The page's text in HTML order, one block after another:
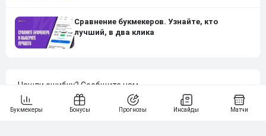
Сравнение букмекеров. Узнайте, кто
лучший, в два клика
Нашли ошибку? Сообщите нам